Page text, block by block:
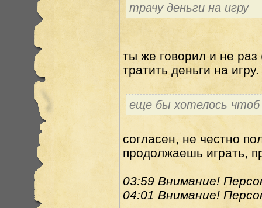
трачу деньги на игру
ты же говорил и не
тратить деньги на игру.
еще бы хотелось
согласен, не честно
продолжаешь играть,
03:59 Внимание!
04:01 Внимание!